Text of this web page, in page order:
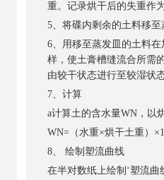
重。记录烘干后的失重作
5、将碟内剩余的土料移
6、用移至蒸发皿的土料
样，使土膏槽缝流合所需
由较干状态进行至较湿状
7、 计算
a计算土的含水量WN，以
WN=（水重×烘干土重）
8、 绘制塑流曲线
在半对数纸上绘制‘塑流